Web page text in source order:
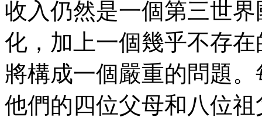
收入仍然是一個第三世
化，加上一個幾乎不存
將構成一個嚴重的問題
他們的四位父母和八位祖